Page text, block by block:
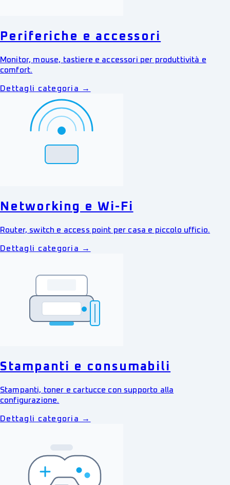
Periferiche e accessori
Monitor, mouse, tastiere e accessori per produttività e
comfort.
Dettagli categoria →
Networking e Wi-Fi
Router, switch e access point per casa e piccolo ufficio.
Dettagli categoria →
Stampanti e consumabili
Stampanti, toner e cartucce con supporto alla
configurazione.
Dettagli categoria →